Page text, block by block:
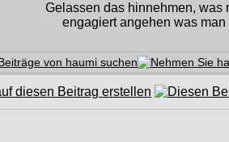
Gelassen das hinnehmen, was
engagiert angehen was man